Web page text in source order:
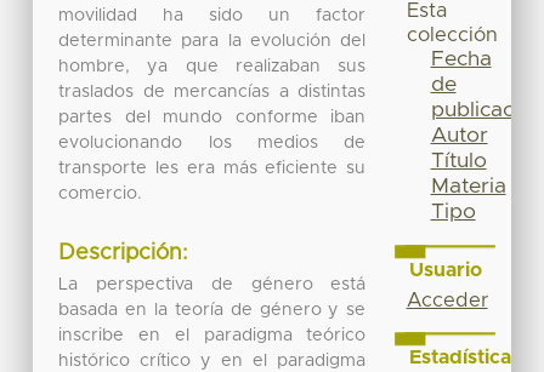
movilidad ha sido un factor
determinante para la evolución del
hombre, ya que realizaban sus
traslados de mercancías a distintas
partes del mundo conforme iban
evolucionando los medios de
transporte les era más eficiente su
comercio.
Descripción:
La perspectiva de género está
basada en la teoría de género y se
inscribe en el paradigma teórico
histórico crítico y en el paradigma
Esta
colección
Fecha
de
publicación
Autor
Título
Materia
Tipo
Usuario
Acceder
Estadísticas